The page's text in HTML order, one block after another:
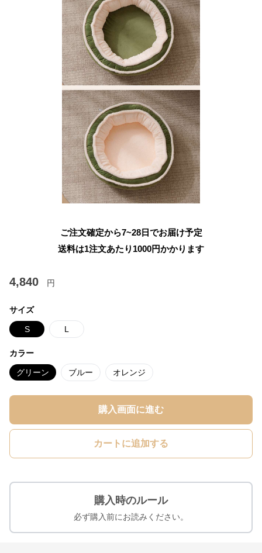
ご注文確定から7~28日でお届け予定
送料は1注文あたり 1000円かかります
4,840 円
サイズ
S L
カラー
グリーン ブルー オレンジ
購入画面に進む
カートに追加する
購入時のルール
必ず購入前にお読みください。